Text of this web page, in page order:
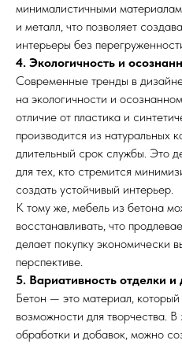
минималистичными
и металл, что позволяет
интерьеры без
4. Экологичность и
Современные тренды в
на экологичности и
отличие от пластика и
производится из натуральных
длительный срок службы. Это
для тех, кто стремится
создать устойчивый интерьер.
К тому же, мебель из бетона
восстанавливать, что
делает покупку экономически
перспективе.
5. Вариативность отделки и
Бетон — это материал,
возможности для творчества.
обработки и добавок, можно